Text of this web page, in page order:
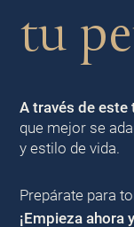
tu
A través de este
que mejor se
y estilo de vida.
Prepárate para
¡Empieza ahora